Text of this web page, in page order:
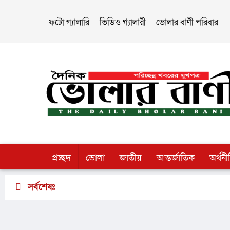
ফটো গ্যালারি ভিডিও গ্যালারী ভোলার বাণী পরিবার
প্রচ্ছদ ভোলা জাতীয় আন্তর্জাতিক
সর্বশেষঃ